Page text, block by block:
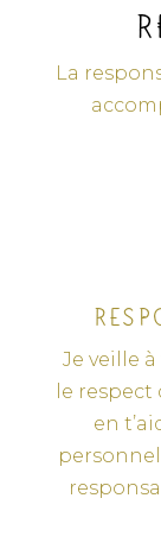
La
Je veille
le
en